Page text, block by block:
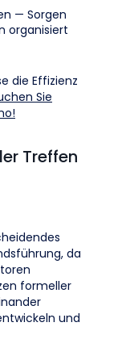
— Sorgen
organisiert
die Effizienz
Sie
Treffen
da
formeller
und